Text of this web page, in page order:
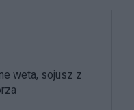
weta, sojusz z